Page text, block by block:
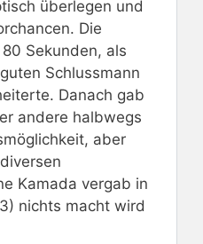
überlegen und
Die
Sekunden, als
Schlussmann
Danach gab
andere halbwegs
aber
Kamada vergab in
nichts macht wird